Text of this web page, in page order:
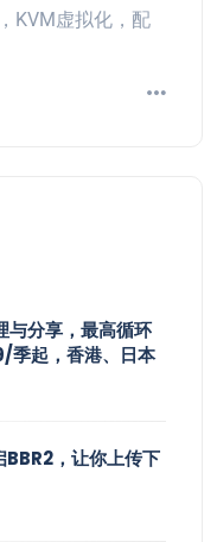
KVM虚拟化，配
与分享，最高循环
起，香港、日本
，让你上传下